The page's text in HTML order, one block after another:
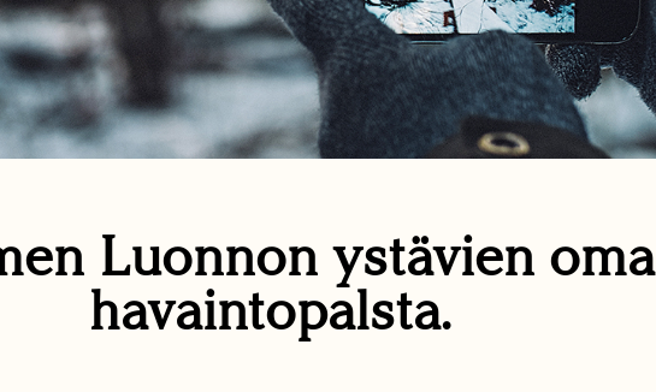
Luonnon ystävien oma
havaintopalsta.